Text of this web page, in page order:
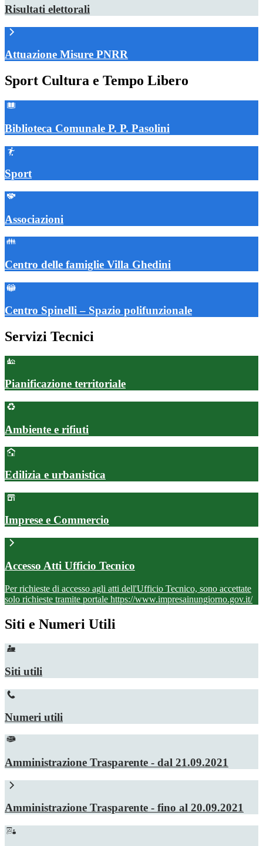
Risultati elettorali
Attuazione Misure PNRR
Sport Cultura e Tempo Libero
Biblioteca Comunale P. P. Pasolini
Sport
Associazioni
Centro delle famiglie Villa Ghedini
Centro Spinelli – Spazio polifunzionale
Servizi Tecnici
Pianificazione territoriale
Ambiente e rifiuti
Edilizia e urbanistica
Imprese e Commercio
Accesso Atti Ufficio Tecnico
Per richieste di accesso agli atti dell'Ufficio Tecnico, sono accettate
solo richieste tramite portale https://www.impresainungiorno.gov.it/
Siti e Numeri Utili
Siti utili
Numeri utili
Amministrazione Trasparente - dal 21.09.2021
Amministrazione Trasparente - fino al 20.09.2021